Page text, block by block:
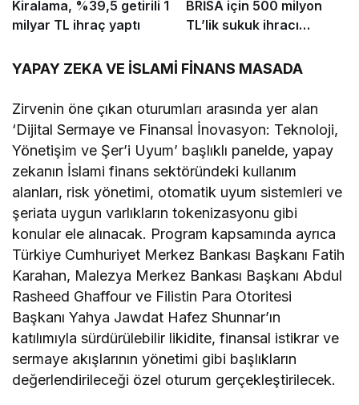
Kiralama, %39,5 getirili 1
milyar TL ihraç yaptı
BRİSA için 500 milyon
TL’lik sukuk ihracı
YAPAY ZEKA VE İSLAMİ FİNANS MASADA
Zirvenin öne çıkan oturumları arasında yer alan
‘Dijital Sermaye ve Finansal İnovasyon: Teknoloji,
Yönetişim ve Şer’i Uyum’ başlıklı panelde, yapay
zekanın İslami finans sektöründeki kullanım
alanları, risk yönetimi, otomatik uyum sistemleri ve
şeriata uygun varlıkların tokenizasyonu gibi
konular ele alınacak. Program kapsamında ayrıca
Türkiye Cumhuriyet Merkez Bankası Başkanı Fatih
Karahan, Malezya Merkez Bankası Başkanı Abdul
Rasheed Ghaffour ve Filistin Para Otoritesi
Başkanı Yahya Jawdat Hafez Shunnar’ın
katılımıyla sürdürülebilir likidite, finansal istikrar ve
sermaye akışlarının yönetimi gibi başlıkların
değerlendirileceği özel oturum gerçekleştirilecek.